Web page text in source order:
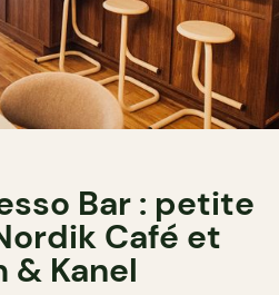
Bar : petite
Café et
& Kanel